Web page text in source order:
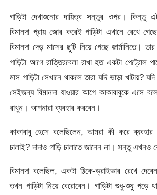
গাড়িটা দেখাশুনোর দায়িত্ব সন্তুর ওপর। কিন্তু
বিমানদা প্রায় জোর করেই গাড়িটা এখানে রেখে
বিমানদা দেড় মাসের ছুটি নিয়ে গেছে জার্মানিতে।
গাড়িটা আগে রাত্তিরবেলা রাখা হত একটা পেট্রোল
মাস গাড়িটা সেখানে থাকলে তারা যদি ভাড়া খাটায়?
সেইজন্য বিমানদা যাওয়ার আগে কাকাবাবুকে এসে
রাখুন। আপনারা ব্যবহার করবেন।
কাকাবাবু হেসে বলেছিলেন, আমরা কী করে
চালাই? দাদাও গাড়ি চালাতে জানেন না। সন্তু এখনও
বিমানদা বলেছিল, একটা ঠিকে-ড্রাইভার রেখে
তখন গাড়িটা নিয়ে বেরোবেন। গাড়িটা শুধু-শুধু পড়ে